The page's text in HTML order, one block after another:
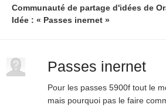
Communauté de partage d'idées de
Idée : « Passes inernet »
Passes inernet
Pour les passes 5900f tout le
mais pourquoi pas le faire